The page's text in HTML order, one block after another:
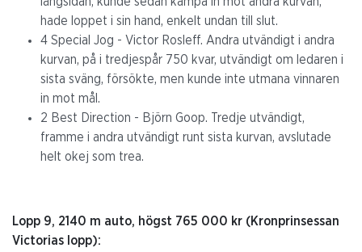
hade loppet i sin hand, enkelt undan till slut.
4 Special Jog - Victor Rosleff. Andra utvändigt i andra
kurvan, på i tredjespår 750 kvar, utvändigt om ledaren i
sista sväng, försökte, men kunde inte utmana vinnaren
in mot mål.
2 Best Direction - Björn Goop. Tredje utvändigt,
framme i andra utvändigt runt sista kurvan, avslutade
helt okej som trea.
Lopp 9, 2140 m auto, högst 765 000 kr (Kronprinsessan
Victorias lopp):